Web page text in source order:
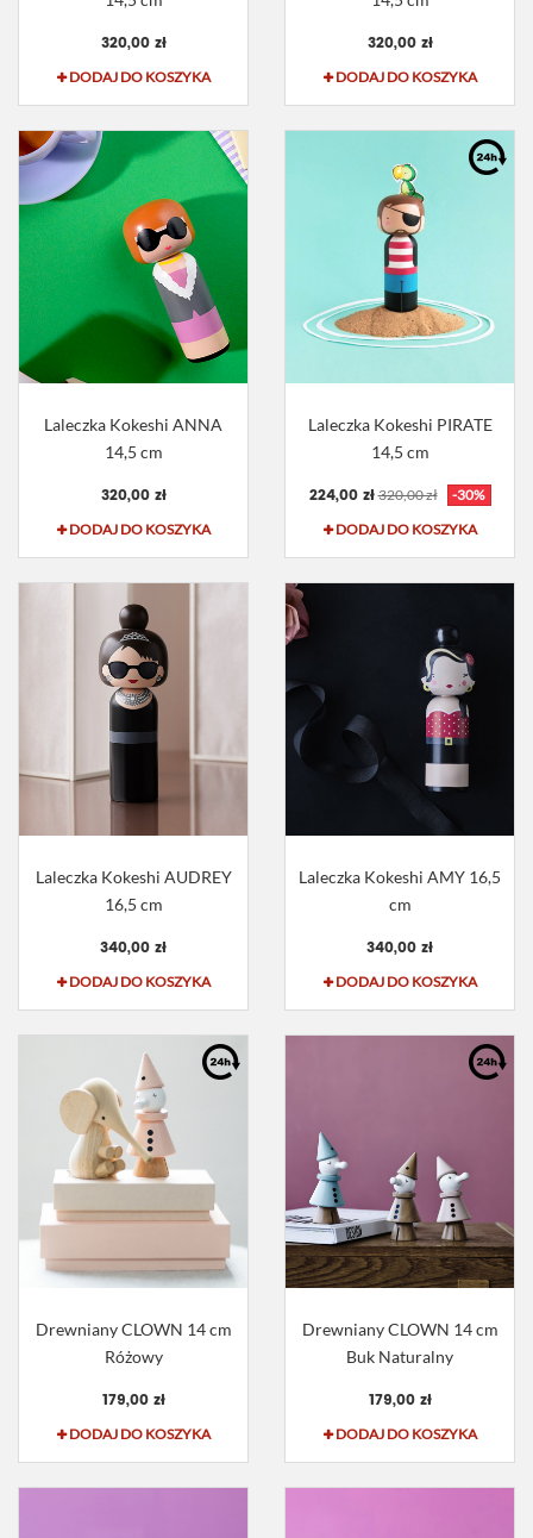
320,00 zł
DODAJ DO KOSZYKA
320,00 zł
DODAJ DO KOSZYKA
Laleczka Kokeshi ANNA
14,5 cm
320,00 zł
DODAJ DO KOSZYKA
Laleczka Kokeshi PIRATE
14,5 cm
224,00 zł 320,00 zł
-30%
DODAJ DO KOSZYKA
Laleczka Kokeshi AUDREY
16,5 cm
340,00 zł
DODAJ DO KOSZYKA
Laleczka Kokeshi AMY 16,5
cm
340,00 zł
DODAJ DO KOSZYKA
Drewniany CLOWN 14 cm
Różowy
179,00 zł
DODAJ DO KOSZYKA
Drewniany CLOWN 14 cm
Buk Naturalny
179,00 zł
DODAJ DO KOSZYKA